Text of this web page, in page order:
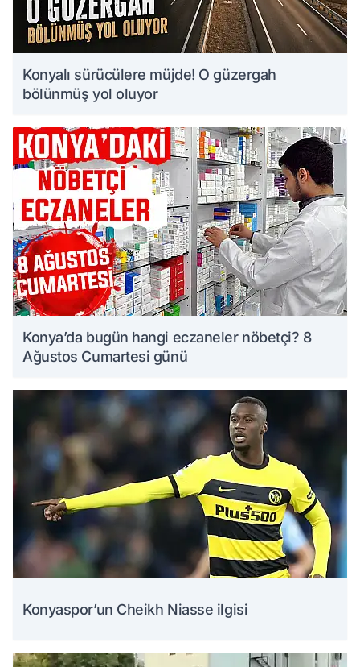
Konyalı sürücülere müjde! O güzergah
bölünmüş yol oluyor
Konya’da bugün hangi eczaneler nöbetçi? 8
Ağustos Cumartesi günü
Konyaspor’un Cheikh Niasse ilgisi